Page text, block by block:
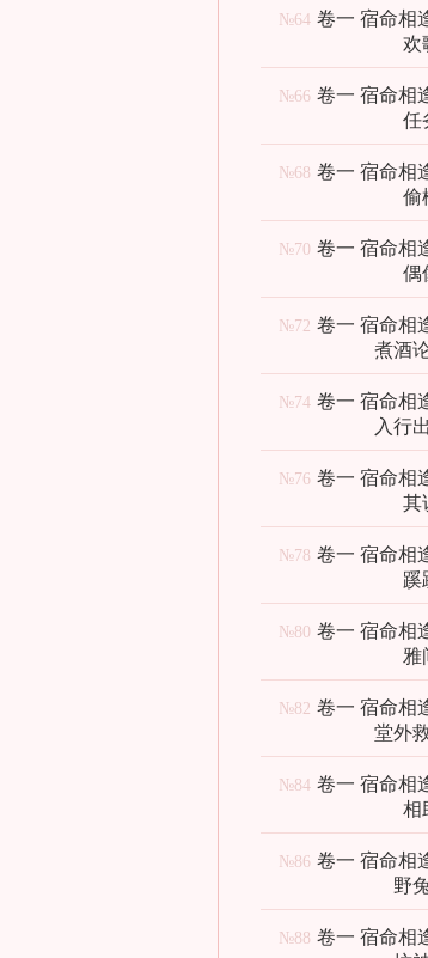
№64 卷一 宿命相
欢
№66 卷一 宿命相
任
№68 卷一 宿命相
偷
№70 卷一 宿命相
偶
№72 卷一 宿命相
煮酒
№74 卷一 宿命相
入行
№76 卷一 宿命相
其
№78 卷一 宿命相
蹊
№80 卷一 宿命相
雅
№82 卷一 宿命相
堂外
№84 卷一 宿命相
相
№86 卷一 宿命相
野
№88 卷一 宿命相